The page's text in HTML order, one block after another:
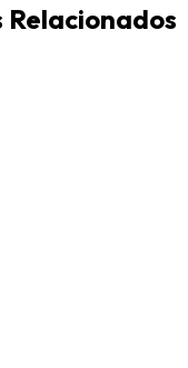
Relacionados